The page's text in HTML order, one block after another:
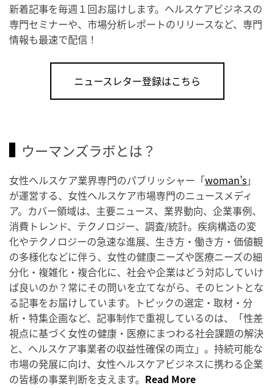
新着記事を毎週１回お届けします。ヘルスケアビジネスの
専門セミナーや、市場分析レポートのリリースなど、専門
情報も最速で配信！
ニュースレター登録はこちら
ウーマンズラボとは？
女性ヘルスケア業界専門のパブリッシャー「woman’s」
が運営する、女性ヘルスケア市場専門のニュースメディ
ア。カバー領域は、主要ニュース、業界動向、企業事例、
消費トレンド、テクノロジー、調査/統計。疾病構造の変
化やテクノロジーの急速な進展、生き方・働き方・価値観
の多様化などに伴う、女性の健康ニーズや医療ニーズの細
分化・複雑化・複合化に、社会や企業はどう対応していけ
ば良いのか？常にその問いを立てながら、そのヒントとな
る記事をお届けしています。トピックの選定・取材・分
析・特集企画など、記事制作で重視しているのは、「性差
視点に基づく女性の健康・医療にまつわる社会課題の解決
と、ヘルスケア事業者の収益性確保の両立」。持続可能な
市場の発展に向け、女性ヘルスケアビジネスに携わる企業
の皆様の事業判断を支えます。 Read More